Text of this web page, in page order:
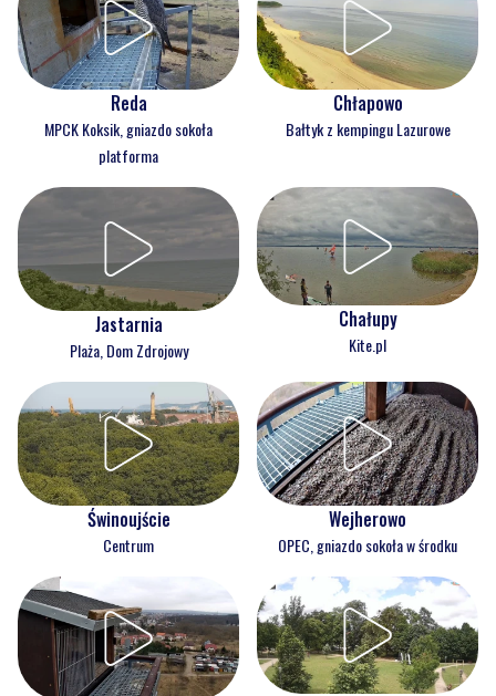
Reda
MPCK Koksik, gniazdo sokoła
platforma
Chłapowo
Bałtyk z kempingu Lazurowe
Jastarnia
Plaża, Dom Zdrojowy
Chałupy
Kite.pl
Świnoujście
Centrum
Wejherowo
OPEC, gniazdo sokoła w środku